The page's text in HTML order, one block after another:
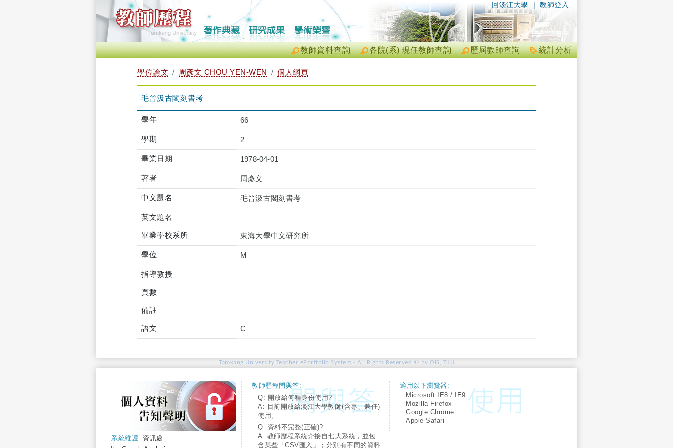
| 教師登入
回淡江大學
統計分析
歷屆教師查詢
各院(系) 現任教師查詢
教師資料查詢
學位論文 周彥文 CHOU YEN-WEN 個人網頁
毛晉汲古閣刻書考
學年 66
學期 2
畢業日期 1978-04-01
著者 周彥文
中文題名 毛晉汲古閣刻書考
英文題名
畢業學校系所 東海大學中文研究所
學位 M
指導教授
頁數
備註
語文 C
Tamkang University Teacher ePortfolio System - All Rights Reserved © by OIS, TKU
系統維護: 資訊處
教師歷程問與答:
Q: 開放給何種身份使用?
A: 目前開放給淡江大學教師(含專、兼任)
使用。
Q: 資料不完整(正確)?
A: 教師歷程系統介接自七大系統，並包
含某些「CSV匯入」；分別有不同的資料
適用以下瀏覽器:
Microsoft IE8 / IE9
Mozilla Firefox
Google Chrome
Apple Safari